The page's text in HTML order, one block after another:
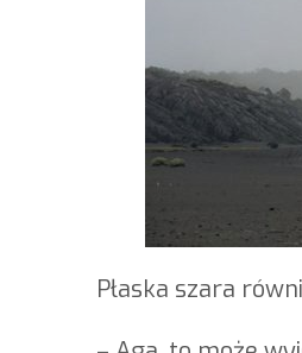
Płaska szara